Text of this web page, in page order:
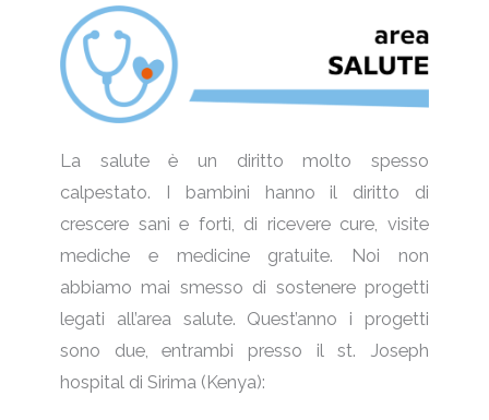
La salute è un diritto molto spesso
calpestato. I bambini hanno il diritto di
crescere sani e forti, di ricevere cure, visite
mediche e medicine gratuite. Noi non
abbiamo mai smesso di sostenere progetti
legati all’area salute. Quest’anno i progetti
sono due, entrambi presso il st. Joseph
hospital di Sirima (Kenya):